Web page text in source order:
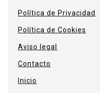
Política de Privacidad
Política de Cookies
Aviso legal
Contacto
Inicio